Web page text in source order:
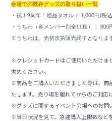
会場での既存グッズの取り扱い一覧
・祝！9周年！粗品タオル ：
1,000円(税
・ うちわ（各メンバー別全11種） ：
800
※うちわは、売切次第販売終了となりま
※クレジットカードはご使用いただけま
求めください。
※商品をご購入いただきました際は、商
たします。売り場を離れてからのご対応
※グッズに関するイベント会場へのお問
※当日状況を見て、急遽購入上限数など